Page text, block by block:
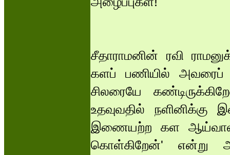
சீதாராமனின் ரவி
களப் பணியில் அவரைப்
சிலரையே
உதவுவதில்
இணையற்ற கள
கொள்கிறேன்' என்று